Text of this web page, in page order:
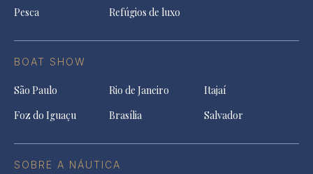
Pesca
Refúgios de luxo
BOAT SHOW
São Paulo Rio de Janeiro
Itajaí
Foz do Iguaçu
Brasília Salvador
SOBRE A NÁUTICA